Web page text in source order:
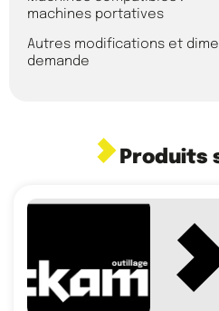
machines portatives
Autres modifications et
demande
Produits